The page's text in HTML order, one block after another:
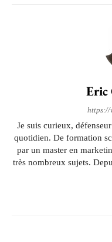
https://
Je suis curieux,
quotidien. De formation
par un master en
très nombreux sujets.